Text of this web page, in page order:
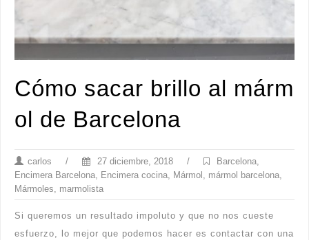
Cómo sacar brillo al márm
ol de Barcelona
carlos / 27 diciembre, 2018 / Barcelona,
Encimera Barcelona, Encimera cocina, Mármol , mármol barcelona,
Mármoles, marmolista
Si queremos un resultado impoluto y que no nos cueste
esfuerzo, lo mejor que podemos hacer es contactar con una